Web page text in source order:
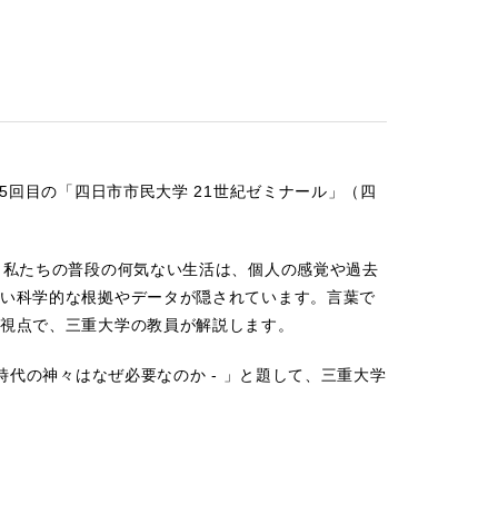
目の「四日市市民大学 21世紀ゼミナール」（四
たちの普段の何気ない生活は、個人の感覚や過去
科学的な根拠やデータが隠されています。言葉で
点で、三重大学の教員が解説します。
の神々はなぜ必要なのか - 」と題して、三重大学